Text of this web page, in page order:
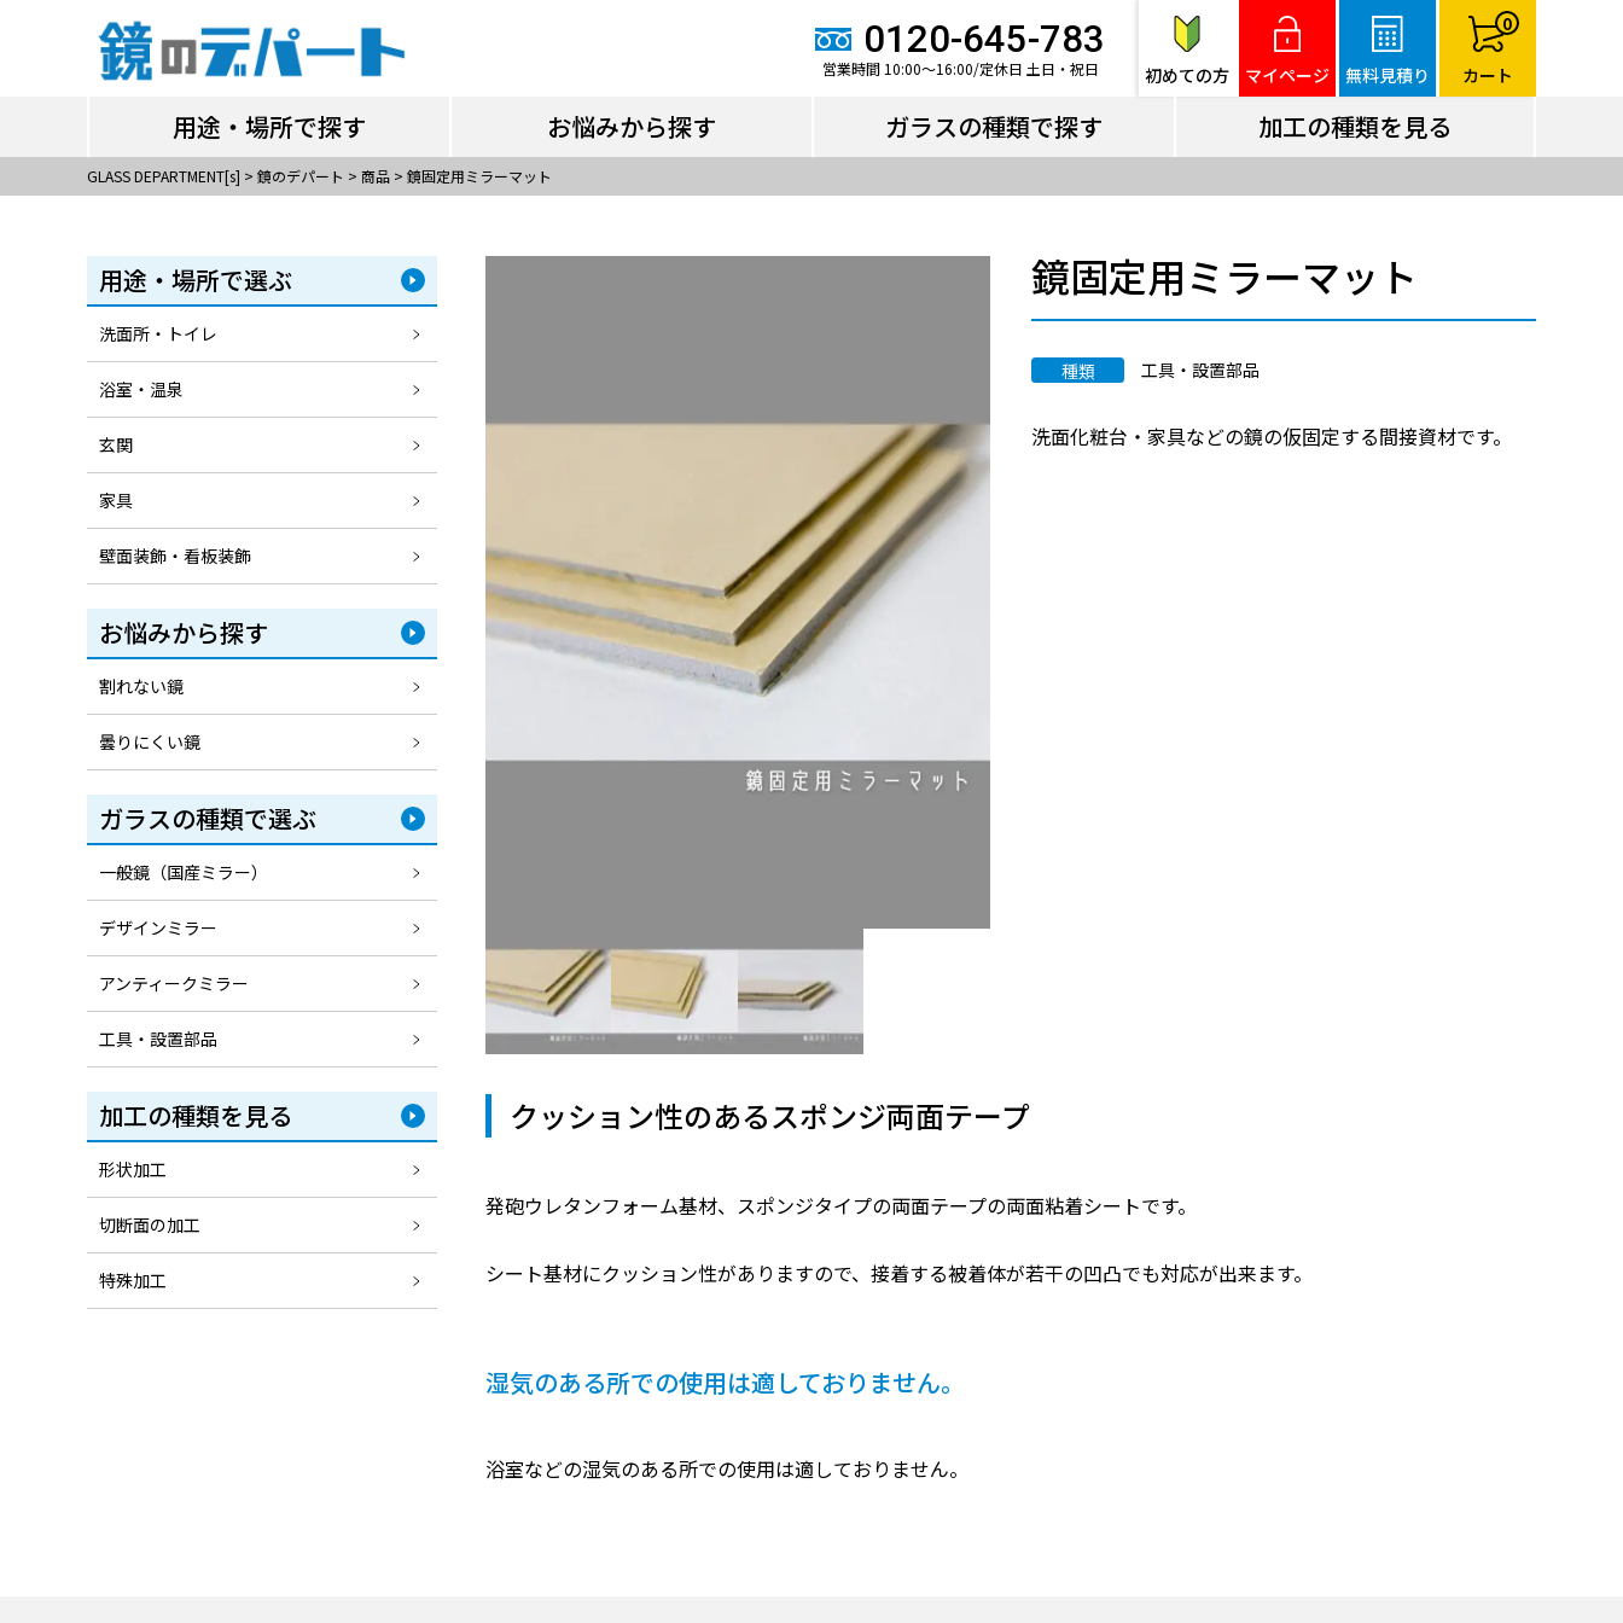
0120-645-783
営業時間 10:00～16:00/定休日 土日・祝日 初めての方 マイページ 無料見積り カート
0
用途・場所で探す お悩みから探す ガラスの種類で探す 加工の種類を見る
GLASS DEPARTMENT[s] > 鏡のデパート > 商品 > 鏡固定用ミラーマット
用途・場所で選ぶ
洗面所・トイレ
浴室・温泉
玄関
家具
壁面装飾・看板装飾
お悩みから探す
割れない鏡
曇りにくい鏡
ガラスの種類で選ぶ
一般鏡（国産ミラー）
デザインミラー
アンティークミラー
工具・設置部品
加工の種類を見る
形状加工
切断面の加工
特殊加工
鏡固定用ミラーマット
種類 工具・設置部品
洗面化粧台・家具などの鏡の仮固定する間接資材です。
クッション性のあるスポンジ両面テープ
発砲ウレタンフォーム基材、スポンジタイプの両面テープの両面粘着シートです。
シート基材にクッション性がありますので、接着する被着体が若干の凹凸でも対応が出来ます。
湿気のある所での使用は適しておりません。
浴室などの湿気のある所での使用は適しておりません。